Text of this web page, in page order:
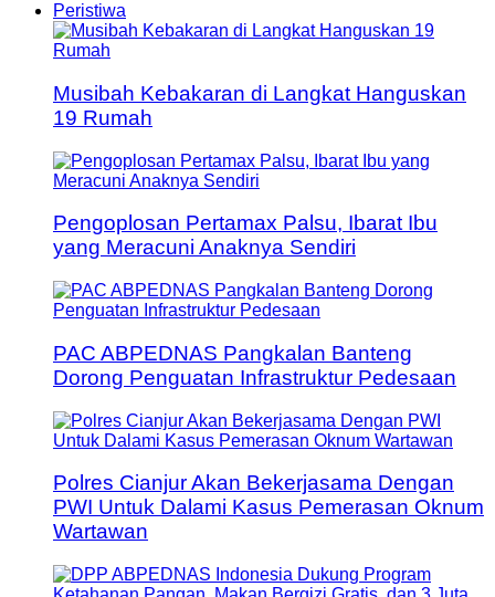
Peristiwa
Musibah Kebakaran di Langkat Hanguskan
19 Rumah
Pengoplosan Pertamax Palsu, Ibarat Ibu
yang Meracuni Anaknya Sendiri
PAC ABPEDNAS Pangkalan Banteng
Dorong Penguatan Infrastruktur Pedesaan
Polres Cianjur Akan Bekerjasama Dengan
PWI Untuk Dalami Kasus Pemerasan Oknum
Wartawan